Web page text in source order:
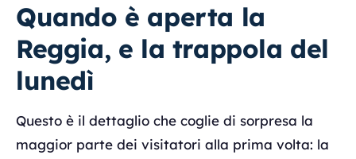
Quando è aperta la
Reggia, e la trappola del
lunedì
Questo è il dettaglio che coglie di sorpresa la
maggior parte dei visitatori alla prima volta: la